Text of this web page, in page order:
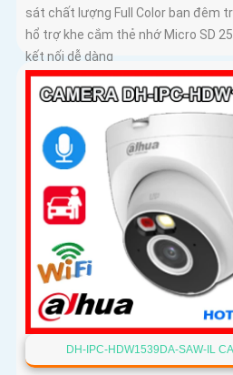
sát chất lượng Full Color ban đêm
hổ trợ khe cắm thẻ nhớ Micro SD
kết nối dễ dàng
DH-IPC-HDW1539DA-SAW-IL